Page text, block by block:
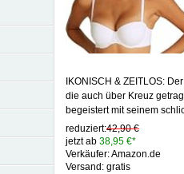
IKONISCH & ZEITLOS:
die auch über Kreuz
begeistert mit seinem
reduziert:42,90 €
jetzt ab38,95 €*
Verkäufer: Amazon.de
Versand: gratis